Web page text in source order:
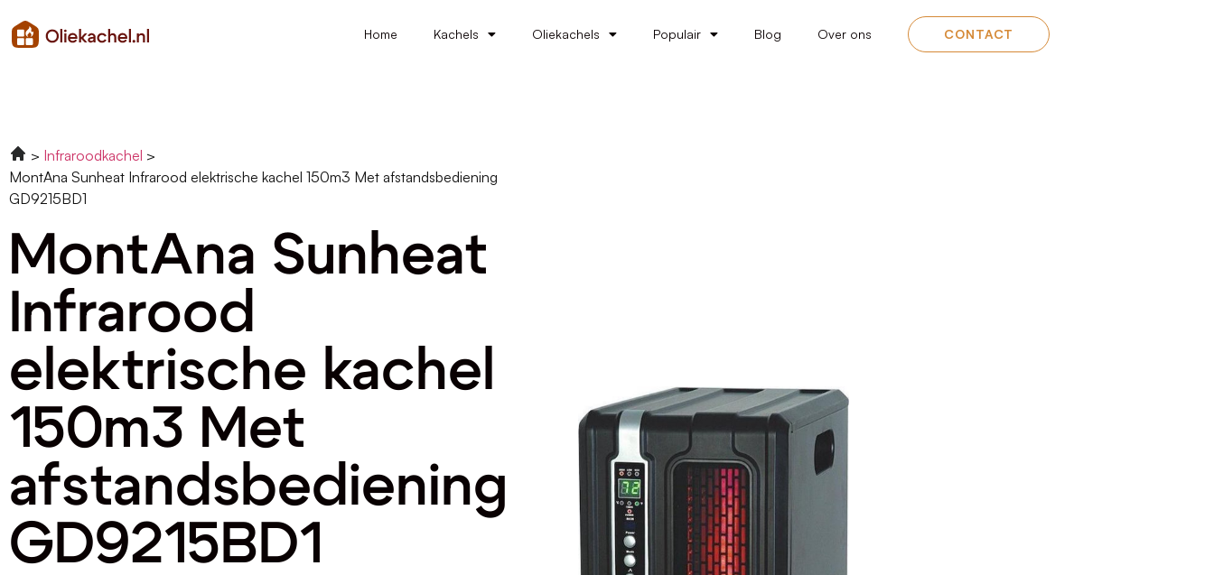
Home Kachels Oliekachels Populair Blog Over ons CONTACT
Infraroodkachel
MontAna Sunheat Infrarood elektrische kachel 150m3 Met afstandsbediening
GD9215BD1
MontAna Sunheat
Infrarood
elektrische kachel
150m3 Met
afstandsbediening
GD9215BD1